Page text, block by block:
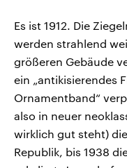
Es ist 1912. Die
werden strahlend
größeren Gebäude
ein „antikisierendes
Ornamentband“
also in neuer
wirklich gut steht)
Republik, bis 1938